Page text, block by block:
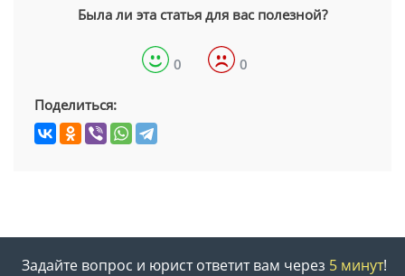
Была ли эта статья для вас полезной?
0 0
Поделиться:
Задайте вопрос и юрист ответит вам через 5 минут!